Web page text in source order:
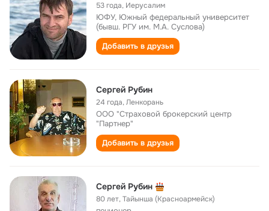
53 года, Иерусалим
ЮФУ, Южный федеральный университет
(бывш. РГУ им. М.А. Суслова)
Добавить в друзья
Сергей Рубин
24 года,Ленкорань
ООО "Страховой брокерский центр
"Партнер"
Добавить в друзья
Сергей Рубин
80 лет,Тайынша (Красноармейск)